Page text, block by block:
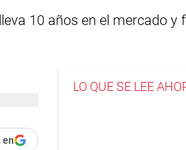
10 años en el mercado y
en
LO QUE SE LEE